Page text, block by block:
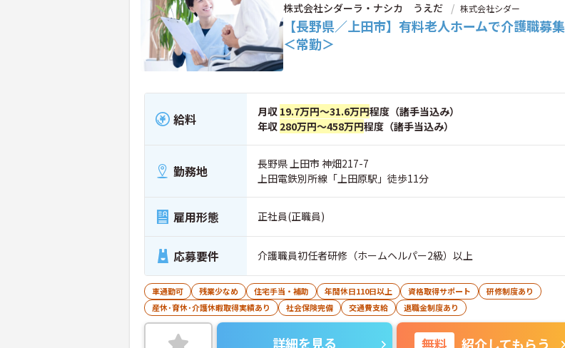
株式会社シダーラ・ナシカ うえだ 株式会社シダー
【長野県／上田市】有料老人ホームで介護職募集
＜常勤＞
給料 月収 19.7万円～31.6万円程度（諸手当込み）
年収 280万円～458万円程度（諸手当込み）
勤務地
長野県 上田市 神畑217-7
上田電鉄別所線「上田原駅」徒歩11分
雇用形態 正社員(正職員)
応募要件 介護職員初任者研修（ホームヘルパー2級）以上
車通勤可 残業少なめ 住宅手当・補助 年間休日110日以上 資格取得サポート
研修制度あり
産休･育休･介護休暇取得実績あり
社会保険完備 交通費支給 退職金制度あり
詳細を見る 無料 紹介してもらう